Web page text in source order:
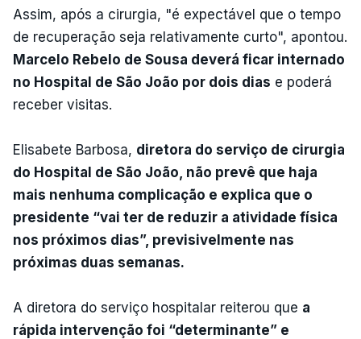
Assim, após a cirurgia, "é expectável que o tempo
de recuperação seja relativamente curto", apontou.
Marcelo Rebelo de Sousa deverá ficar internado
no Hospital de São João por dois dias e poderá
receber visitas.
Elisabete Barbosa, diretora do serviço de cirurgia
do Hospital de São João, não prevê que haja
mais nenhuma complicação e explica que o
presidente “vai ter de reduzir a atividade física
nos próximos dias”, previsivelmente nas
próximas duas semanas.
A diretora do serviço hospitalar reiterou que a
rápida intervenção foi “determinante” e